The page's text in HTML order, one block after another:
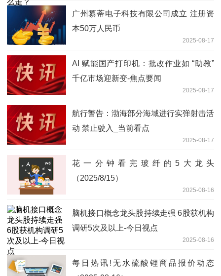
广州纂蒂电子科技有限公司成立 注册资
本50万人民币
2025-08-17
AI 赋能国产打印机：批改作业如 “助教”
千亿市场迎新变-焦点要闻
2025-08-17
航行警告：渤海部分海域进行实弹射击活
动 禁止驶入_当前看点
2025-08-17
花一分钟看完玻纤的5大龙头
（2025/8/15）
2025-08-16
脑机接口概念龙头股持续走强 6股获机构
调研5次及以上-今日视点
2025-08-16
每日热讯!无水硫酸锂商品报价动态